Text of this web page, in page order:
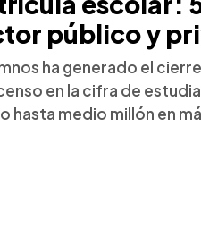
público y
ha generado el
en la cifra de
medio millón en